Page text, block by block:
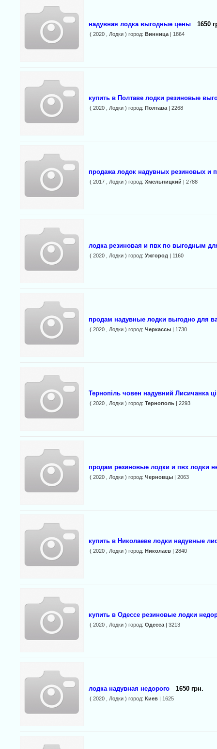
надувная лодка выгодные цены 1650
( 2020 , Лодки ) город: Винница| 1864
купить в Полтаве лодки резиновые
( 2020 , Лодки ) город: Полтава| 2268
продажа лодок надувных резиновых и
( 2017 , Лодки ) город: Хмельницкий | 2788
лодка резиновая и пвх по выгодным
( 2020 , Лодки ) город: Ужгород | 1160
продам надувные лодки выгодно для
( 2020 , Лодки ) город: Черкассы| 1730
Тернопіль човен надувний Лисичанка
( 2020 , Лодки ) город: Тернополь| 2293
продам резиновые лодки и пвх лодки
( 2020 , Лодки ) город: Черновцы| 2063
купить в Николаеве лодки надувные
( 2020 , Лодки ) город: Николаев| 2840
купить в Одессе резиновые лодки
( 2020 , Лодки ) город: Одесса| 3213
лодка надувная недорого 1650 грн.
( 2020 , Лодки ) город: Киев| 1625